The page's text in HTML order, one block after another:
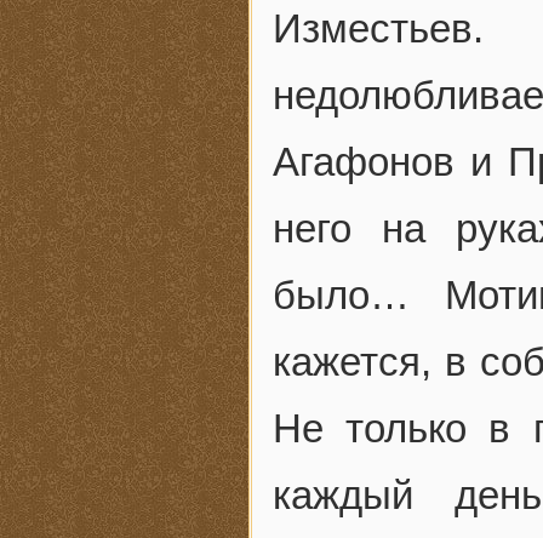
Агафонов и
него на
было…
кажется, в
Не только в
каждый